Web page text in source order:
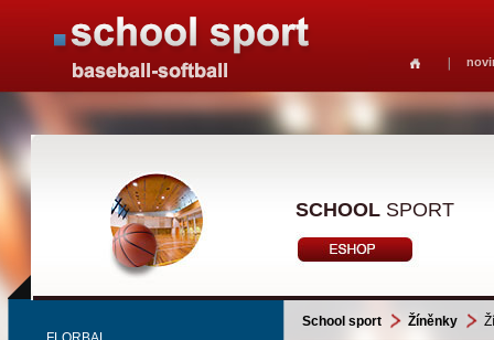
SCHOOL SPORT
School sport Žíněnky